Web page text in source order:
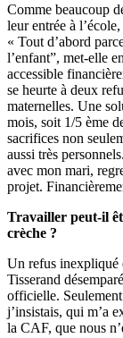
Comme beaucoup
leur entrée à
« Tout d’abord
l’enfant”, met-elle
accessible
se heurte à deux
maternelles. Une
mois, soit 1/5 ème
sacrifices non
aussi très
avec mon mari,
projet.
Travailler peut-il
crèche ?
Un refus inexpliqué
Tisserand
officielle.
j’insistais, qui m’a
la CAF, que nous